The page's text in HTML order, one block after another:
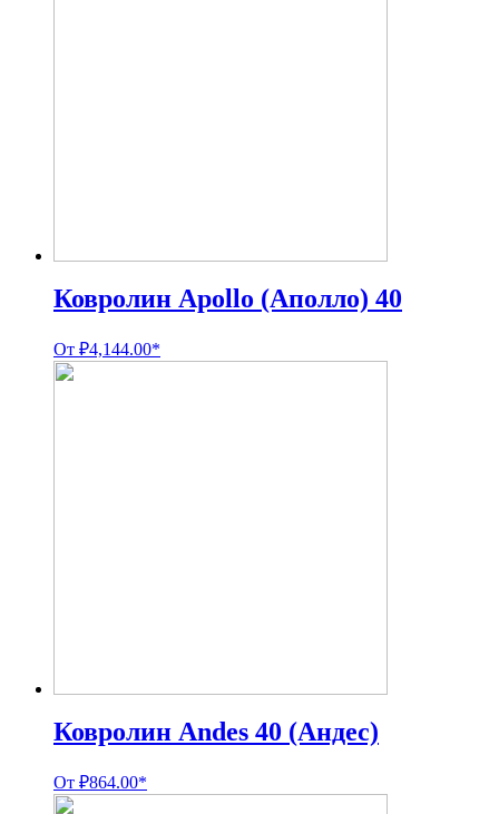
Ковролин Apollo (Аполло) 40
От ₽4,144.00*
Ковролин Andes 40 (Андес)
От ₽864.00*